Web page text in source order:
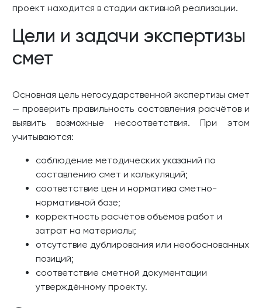
проект находится в стадии активной реализации.
Цели и задачи экспертизы
смет
Основная цель негосударственной экспертизы смет
— проверить правильность составления расчётов и
выявить возможные несоответствия. При этом
учитываются:
соблюдение методических указаний по
составлению смет и калькуляций;
соответствие цен и норматива сметно-
нормативной базе;
корректность расчётов объёмов работ и
затрат на материалы;
отсутствие дублирования или необоснованных
позиций;
соответствие сметной документации
утверждённому проекту.